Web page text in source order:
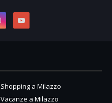
Shopping a Milazzo
Vacanze a Milazzo